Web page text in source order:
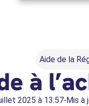
Aide de la
à
2025 à 13:57-Mis à